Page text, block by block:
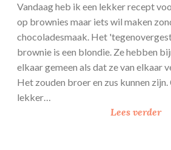
e
b
a
k
s
s
h
Vandaag heb ik een lekker recept
op brownies maar iets wil maken
chocoladesmaak. Het
brownie is een blondie. Ze hebben
elkaar gemeen als dat ze van elkaar
Het zouden broer en zus kunnen
lekker…
Lees verderR